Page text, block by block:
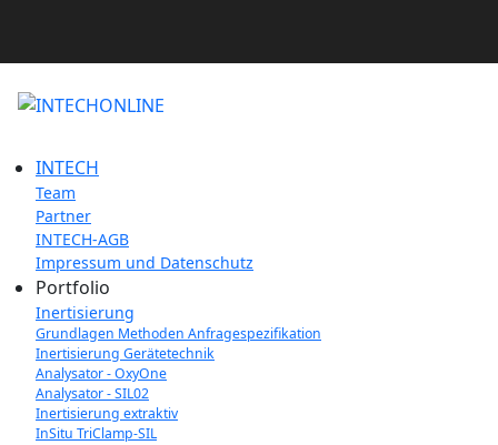
INTECH
Team
Partner
INTECH-AGB
Impressum und Datenschutz
Portfolio
Inertisierung
Grundlagen Methoden Anfragespezifikation
Inertisierung Gerätetechnik
Analysator - OxyOne
Analysator - SIL02
Inertisierung extraktiv
InSitu TriClamp-SIL